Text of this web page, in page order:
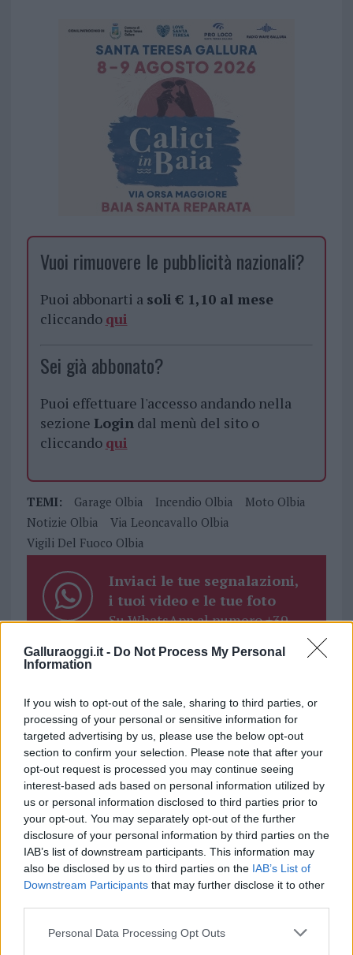
Galluraoggi.it - Do Not Process My Personal
Information
If you wish to opt-out of the sale, sharing to third parties, or
processing of your personal or sensitive information for
targeted advertising by us, please use the below opt-out
section to confirm your selection. Please note that after your
opt-out request is processed you may continue seeing
interest-based ads based on personal information utilized by
us or personal information disclosed to third parties prior to
your opt-out. You may separately opt-out of the further
disclosure of your personal information by third parties on the
IAB’s list of downstream participants. This information may
also be disclosed by us to third parties on the IAB’s List of
Downstream Participants that may further disclose it to other
Please note that this website/app uses one or more Google
Personal Data Processing Opt Outs
Vuoi rimuovere le pubblicità nazionali?
Puoi abbonarti a soli € 1,10 al mese
cliccando qui
Sei già abbonato?
Puoi effettuare l'accesso andando nella
sezione Logindal menù del sito o
cliccando qui
TEMI: Garage Olbia Incendio Olbia
Moto Olbia
Notizie Olbia
Via Leoncavallo Olbia
Vigili Del Fuoco Olbia
Inviaci le tue segnalazioni,
i tuoi video e le tue foto
Su WhatsApp al numero +39
Notizie in tempo reale?
Entra nel canale telegram di
GalluraOggi.it
Ricevi le nostre ultime news
daGoogle News